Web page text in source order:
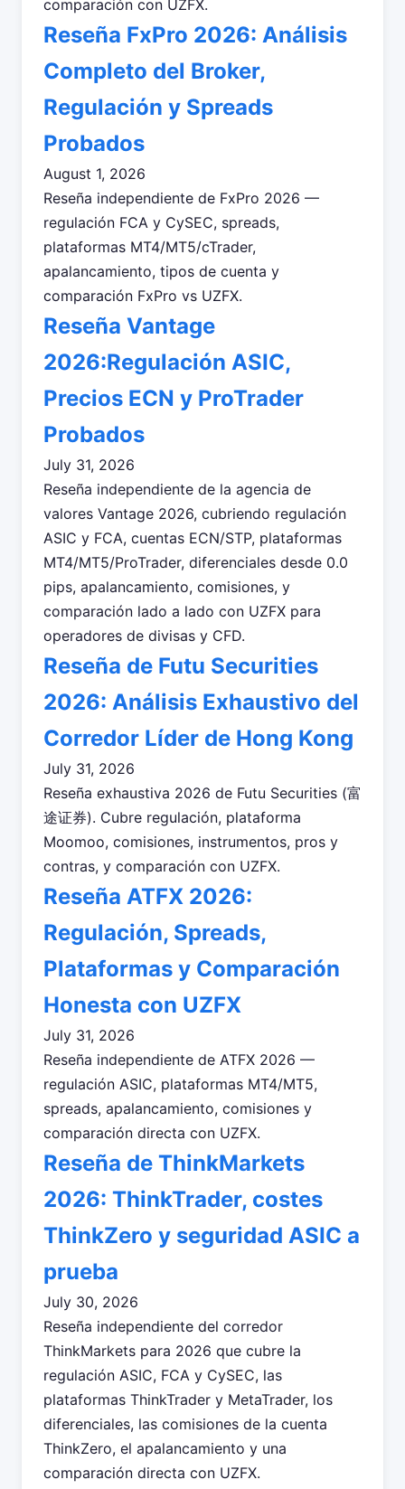
comparación con UZFX.
Reseña FxPro 2026: Análisis
Completo del Broker,
Regulación y Spreads
Probados
August 1, 2026
Reseña independiente de FxPro 2026 —
regulación FCA y CySEC, spreads,
plataformas MT4/MT5/cTrader,
apalancamiento, tipos de cuenta y
comparación FxPro vs UZFX.
Reseña Vantage
2026:Regulación ASIC,
Precios ECN y ProTrader
Probados
July 31, 2026
Reseña independiente de la agencia de
valores Vantage 2026, cubriendo regulación
ASIC y FCA, cuentas ECN/STP, plataformas
MT4/MT5/ProTrader, diferenciales desde 0.0
pips, apalancamiento, comisiones, y
comparación lado a lado con UZFX para
operadores de divisas y CFD.
Reseña de Futu Securities
2026: Análisis Exhaustivo del
Corredor Líder de Hong Kong
July 31, 2026
Reseña exhaustiva 2026 de Futu Securities (富
途证券). Cubre regulación, plataforma
Moomoo, comisiones, instrumentos, pros y
contras, y comparación con UZFX.
Reseña ATFX 2026:
Regulación, Spreads,
Plataformas y Comparación
Honesta con UZFX
July 31, 2026
Reseña independiente de ATFX 2026 —
regulación ASIC, plataformas MT4/MT5,
spreads, apalancamiento, comisiones y
comparación directa con UZFX.
Reseña de ThinkMarkets
2026: ThinkTrader, costes
ThinkZero y seguridad ASIC a
prueba
July 30, 2026
Reseña independiente del corredor
ThinkMarkets para 2026 que cubre la
regulación ASIC, FCA y CySEC, las
plataformas ThinkTrader y MetaTrader, los
diferenciales, las comisiones de la cuenta
ThinkZero, el apalancamiento y una
comparación directa con UZFX.